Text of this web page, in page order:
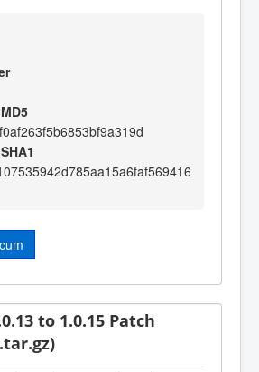
to 1.0.15 Patch